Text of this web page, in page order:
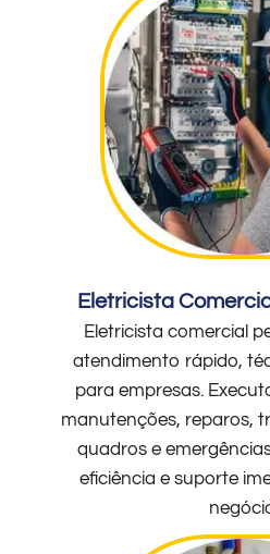
Eletricista
Eletricista comercial
atendimento rápido,
para empresas.
manutenções, reparos,
quadros e
eficiência e suporte